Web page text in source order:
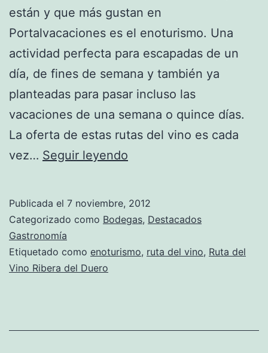
están y que más gustan en
Portalvacaciones es el enoturismo. Una
actividad perfecta para escapadas de un
día, de fines de semana y también ya
planteadas para pasar incluso las
vacaciones de una semana o quince días.
La oferta de estas rutas del vino es cada
vez… Seguir leyendo
Enoturismo
la
Publicada el 7 noviembre, 2012
Categorizado como Bodegas, Destacados
Gastronomía
Etiquetado como enoturismo, ruta del vino, Ruta del
Vino Ribera del Duero